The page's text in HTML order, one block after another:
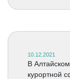
10.12.2021
В
курортной